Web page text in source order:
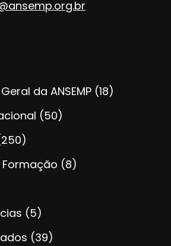
da ANSEMP (18)
(50)
(8)
(5)
(39)